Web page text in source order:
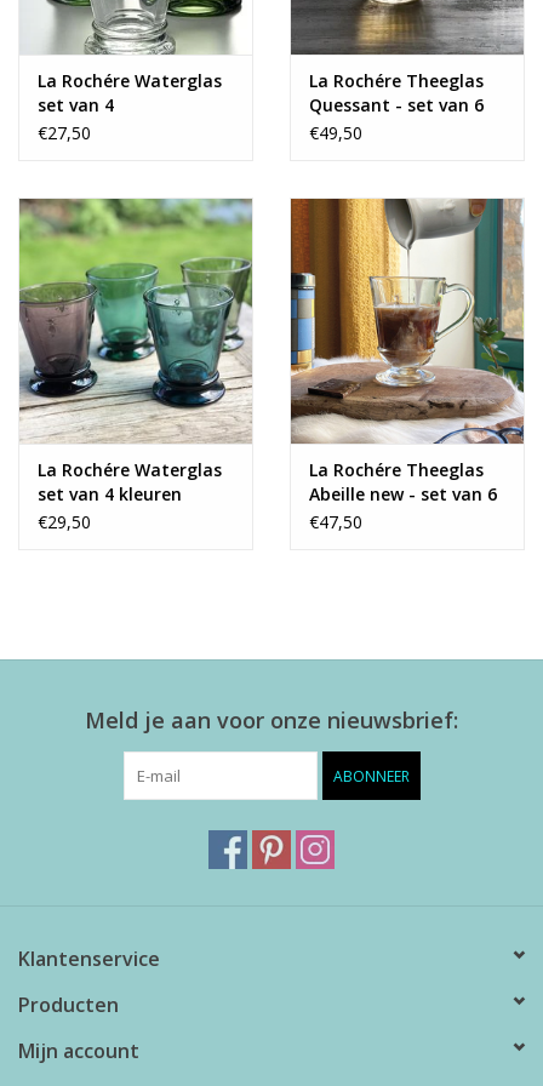
- Prima te gebruiken voor wijn, water, thee, koffie, frisdrank en
- Vaatwasmachine bestendig.
La Rochére Waterglas
set van 4
€27,50
La Rochére Theeglas
Quessant - set van 6
€49,50
La Rochére Waterglas
set van 4 kleuren
€29,50
La Rochére Theeglas
Abeille new - set van 6
€47,50
Meld je aan voor onze nieuwsbrief:
ABONNEER
Klantenservice
Producten
Mijn account